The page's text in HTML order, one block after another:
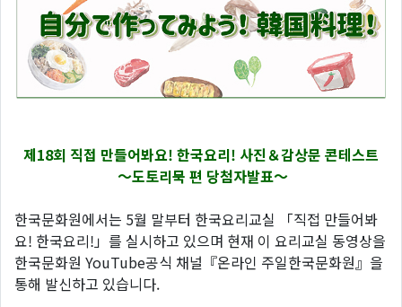
제18회 직접 만들어봐요! 한국요리! 사진＆감상문 콘테스트
～도토리묵 편 당첨자발표～
한국문화원에서는 5월 말부터 한국요리교실 「직접 만들어봐
요! 한국요리!」를 실시하고 있으며 현재 이 요리교실 동영상을
한국문화원 YouTube공식 채널『온라인 주일한국문화원』을
통해 발신하고 있습니다.